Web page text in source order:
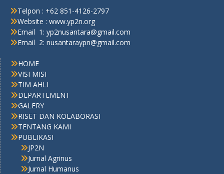
Telpon : +62 851-4126-2797
Website : www.yp2n.org
Email 1: yp2nusantara@gmail.com
Email 2: nusantaraypn@gmail.com
HOME
VISI MISI
TIM AHLI
DEPARTEMENT
GALERY
RISET DAN KOLABORASI
TENTANG KAMI
PUBLIKASI
JP2N
Jurnal Agrinus
Jurnal Humanus